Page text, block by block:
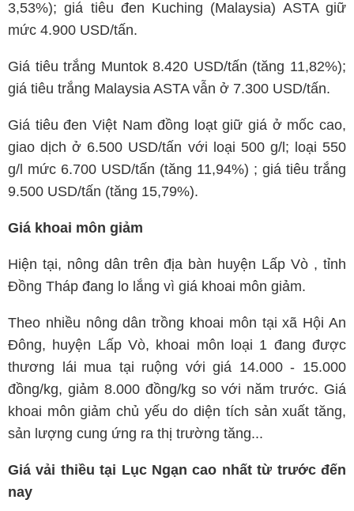
3,53%); giá tiêu đen Kuching (Malaysia) ASTA giữ
mức 4.900 USD/tấn.
Giá tiêu trắng Muntok 8.420 USD/tấn (tăng 11,82%);
giá tiêu trắng Malaysia ASTA vẫn ở 7.300 USD/tấn.
Giá tiêu đen Việt Nam đồng loạt giữ giá ở mốc cao,
giao dịch ở 6.500 USD/tấn với loại 500 g/l; loại 550
g/l mức 6.700 USD/tấn (tăng 11,94%) ; giá tiêu trắng
9.500 USD/tấn (tăng 15,79%).
Giá khoai môn giảm
Hiện tại, nông dân trên địa bàn huyện Lấp Vò , tỉnh
Đồng Tháp đang lo lắng vì giá khoai môn giảm.
Theo nhiều nông dân trồng khoai môn tại xã Hội An
Đông, huyện Lấp Vò, khoai môn loại 1 đang được
thương lái mua tại ruộng với giá 14.000 - 15.000
đồng/kg, giảm 8.000 đồng/kg so với năm trước. Giá
khoai môn giảm chủ yếu do diện tích sản xuất tăng,
sản lượng cung ứng ra thị trường tăng...
Giá vải thiều tại Lục Ngạn cao nhất từ trước đến
nay